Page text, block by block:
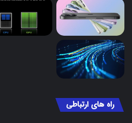
راه های ارتباطی